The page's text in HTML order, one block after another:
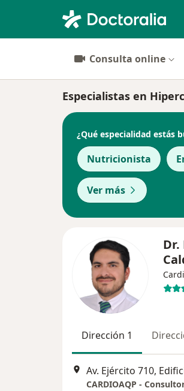
Consulta online
Especialistas en
¿Qué especialidad estás
Nutricionista
Ver más
Dirección 1
CARDIOAQP -